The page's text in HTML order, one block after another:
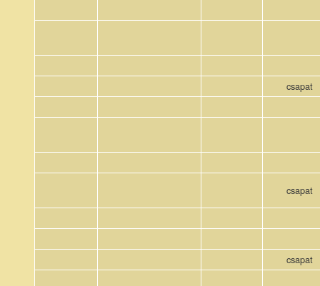
csapat
csapat
csapat